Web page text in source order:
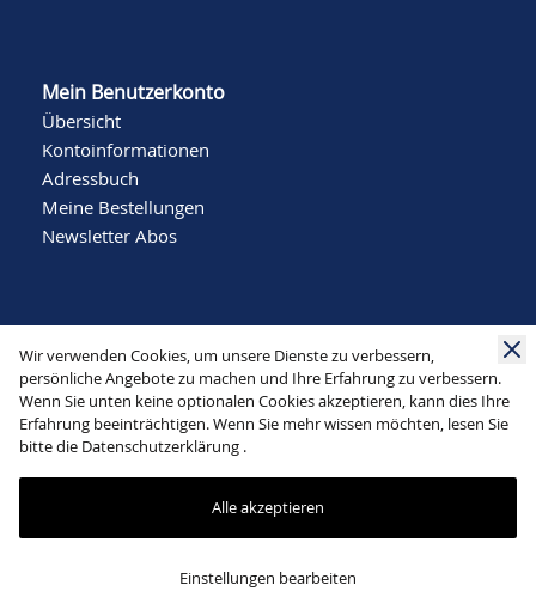
Wir verwenden Cookies, um unsere Dienste zu verbessern,
persönliche Angebote zu machen und Ihre Erfahrung zu verbessern.
Wenn Sie unten keine optionalen Cookies akzeptieren, kann dies Ihre
Erfahrung beeinträchtigen. Wenn Sie mehr wissen möchten, lesen Sie
bitte die Datenschutzerklärung .
Alle akzeptieren
Einstellungen bearbeiten
Mein Benutzerkonto
Übersicht
Kontoinformationen
Adressbuch
Meine Bestellungen
Newsletter Abos
Social Media
Mode Schlichting | Bergstraße 22 | 32791 Lage |